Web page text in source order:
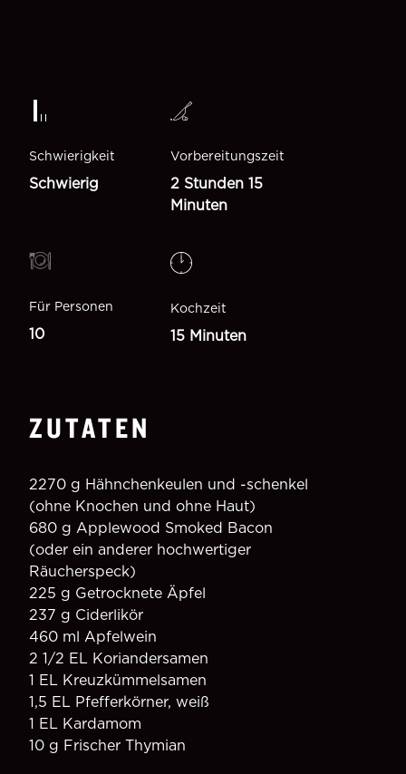
Schwierigkeit
Schwierig
Vorbereitungszeit
2 Stunden 15
Minuten
Für Personen
10
Kochzeit
15 Minuten
ZUTATEN
2270 g Hähnchenkeulen und -schenkel
(ohne Knochen und ohne Haut)
680 g Applewood Smoked Bacon
(oder ein anderer hochwertiger
Räucherspeck)
225 g Getrocknete Äpfel
237 g Ciderlikör
460 ml Apfelwein
2 1/2 EL Koriandersamen
1 EL Kreuzkümmelsamen
1,5 EL Pfefferkörner, weiß
1 EL Kardamom
10 g Frischer Thymian